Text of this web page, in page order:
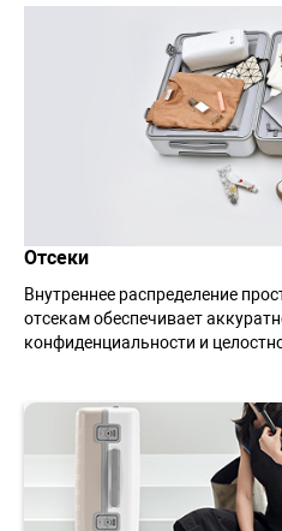
Отсеки
Внутреннее распределение
отсекам обеспечивает
конфиденциальности и